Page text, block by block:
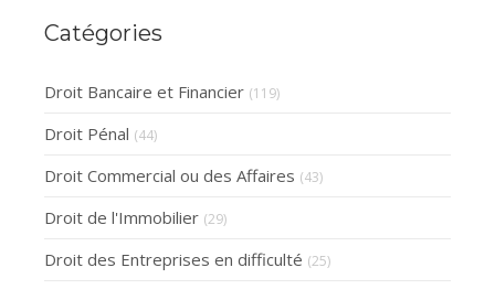
Catégories
Droit Bancaire et Financier (119)
Droit Pénal (44)
Droit Commercial ou des Affaires (43)
Droit de l'Immobilier (29)
Droit des Entreprises en difficulté (25)